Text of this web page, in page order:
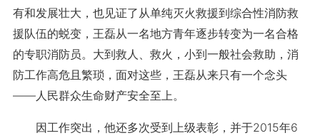
有和发展壮大，也见证了从单纯灭火救援到综合性消防救
援队伍的蜕变，王磊从一名地方青年逐步转变为一名合格
的专职消防员。大到救人、救火，小到一般社会救助，消
防工作高危且繁琐，面对这些，王磊从来只有一个念头
——人民群众生命财产安全至上。
因工作突出，他还多次受到上级表彰，并于2015年6